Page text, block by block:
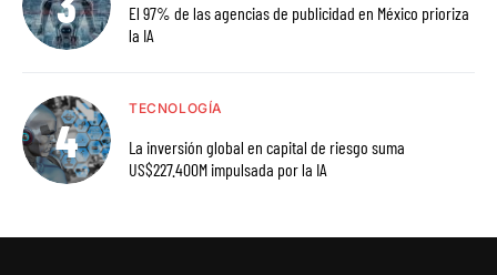
El 97% de las agencias de publicidad en México prioriza
la IA
TECNOLOGÍA
La inversión global en capital de riesgo suma
US$227.400M impulsada por la IA